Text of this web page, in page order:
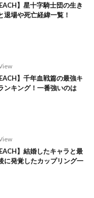
】星十字騎士団の生き
退場や死亡経緯一覧！
】千年血戦篇の最強キ
ンキング！一番強いのは
】結婚したキャラと最
に発覚したカップリング一